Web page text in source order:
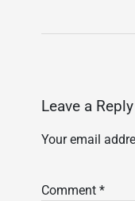
Leave a Reply
Your email
Comment *